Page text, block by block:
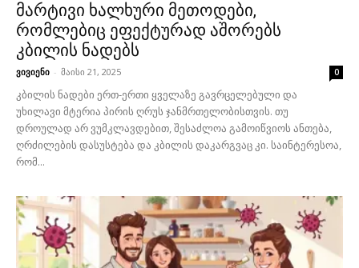
მარტივი ხალხური მეთოდები,
რომლებიც ეფექტურად აშორებს
კბილის ნადებს
ვივიენი - მაისი 21, 2025 0
კბილის ნადები ერთ-ერთი ყველაზე გავრცელებული და
უხილავი მტერია პირის ღრუს ჯანმრთელობისთვის. თუ
დროულად არ ვუმკლავდებით, შესაძლოა გამოიწვიოს ანთება,
ღრძილების დასუსტება და კბილის დაკარგვაც კი. საინტერესოა,
რომ...